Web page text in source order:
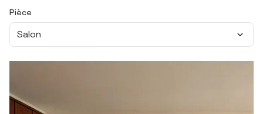
Pièce
Salon